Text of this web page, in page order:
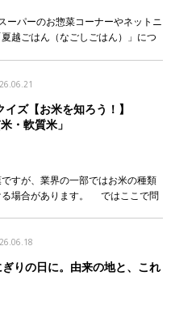
ーパーのお惣菜コーナーやネットニ
越ごはん（なごしごはん）」につ
ズ【お米を知ろう！】
・軟質米」
すが、業界の一部ではお米の種類
る場合があります。 ではここで問
りの日に。由来の地と、これ